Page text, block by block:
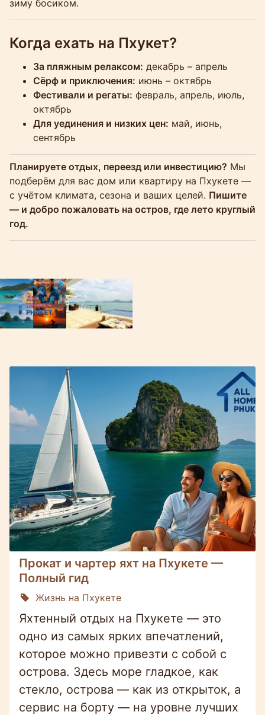
зиму босиком.
Когда ехать на Пхукет?
За пляжным релаксом: декабрь – апрель
Сёрф и приключения: июнь – октябрь
Фестивали и регаты: февраль, апрель, июль,
октябрь
Для уединения и низких цен: май, июнь,
сентябрь
Планируете отдых, переезд или инвестицию? Мы
подберём для вас дом или квартиру на Пхукете —
с учётом климата, сезона и ваших целей. Пишите
— и добро пожаловать на остров, где лето круглый
год.
Прокат и чартер яхт на Пхукете —
Полный гид
Жизнь на Пхукете
Яхтенный отдых на Пхукете — это
одно из самых ярких впечатлений,
которое можно привезти с собой с
острова. Здесь море гладкое, как
стекло, острова — как из открыток, а
сервис на борту — на уровне лучших